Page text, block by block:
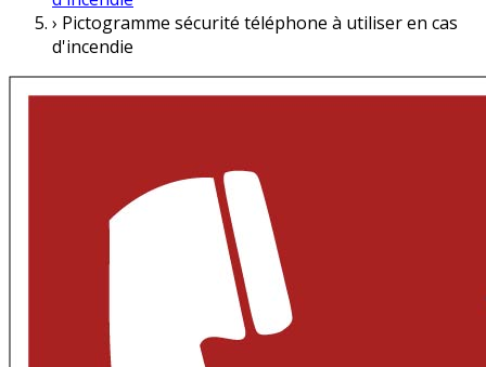
› Pictogramme sécurité téléphone à utiliser en cas
d'incendie